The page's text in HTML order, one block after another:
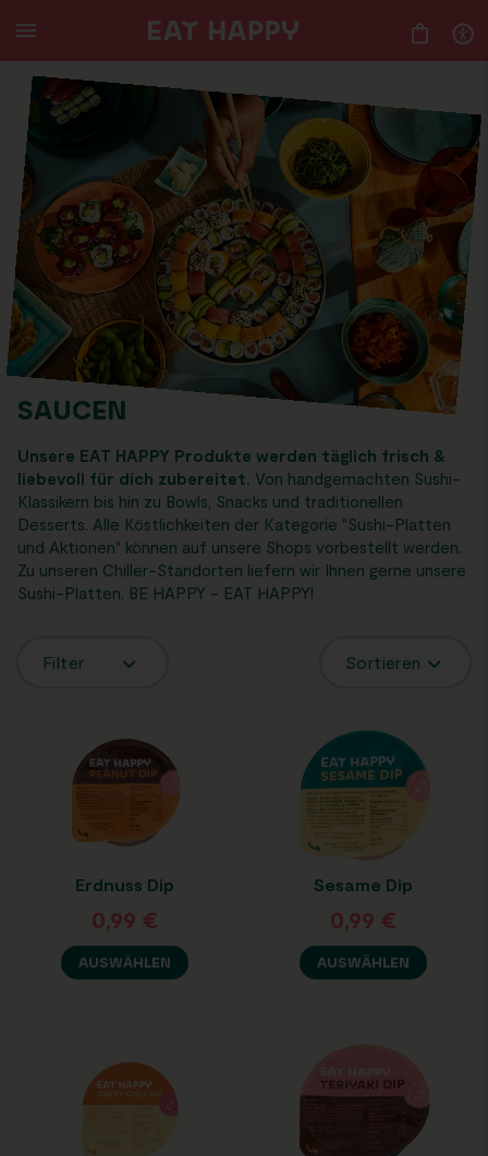
TO
MAIN
CONTENT
SAUCEN
Unsere EAT HAPPY Produkte werden täglich frisch &
liebevoll für dich zubereitet. Von handgemachten Sushi-
Klassikern bis hin zu Bowls, Snacks und traditionellen
Desserts. Alle Köstlichkeiten der Kategorie "Sushi-Platten
und Aktionen" können auf unsere Shops vorbestellt werden.
Zu unseren Chiller-Standorten liefern wir Ihnen gerne unsere
Sushi-Platten. BE HAPPY - EAT HAPPY!
Filter Sortieren
Erdnuss Dip
0,99 €
AUSWÄHLEN
Sesame Dip
0,99 €
AUSWÄHLEN